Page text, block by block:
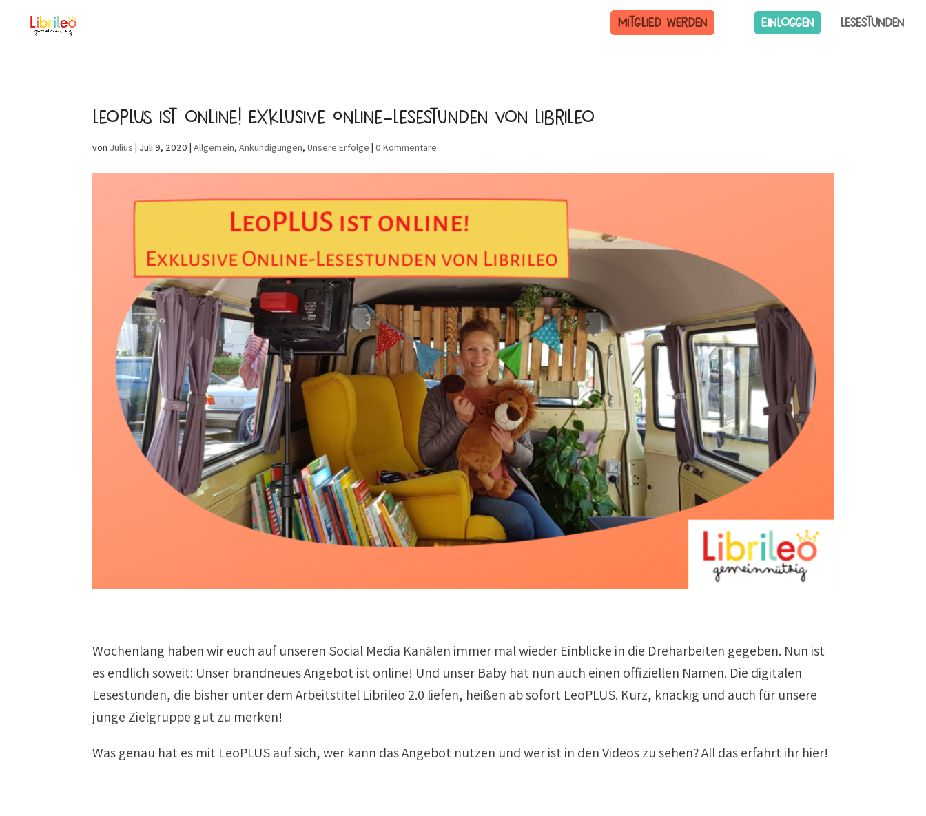
Mitglied werden Einloggen Lesestunden
LeoPLUS ist online! Exklusive Online-Lesestunden von Librileo
von Julius | Juli 9, 2020 |Allgemein,Ankündigungen,Unsere Erfolge |0 Kommentare
Wochenlang haben wir euch auf unseren Social Media Kanälen immer mal wieder Einblicke in die Dreharbeiten gegeben. Nun ist
es endlich soweit: Unser brandneues Angebot ist online! Und unser Baby hat nun auch einen offiziellen Namen. Die digitalen
Lesestunden, die bisher unter dem Arbeitstitel Librileo 2.0 liefen, heißen ab sofort LeoPLUS. Kurz, knackig und auch für unsere
junge Zielgruppe gut zu merken!
Was genau hat es mit LeoPLUS auf sich, wer kann das Angebot nutzen und wer ist in den Videos zu sehen? All das erfahrt ihr hier!